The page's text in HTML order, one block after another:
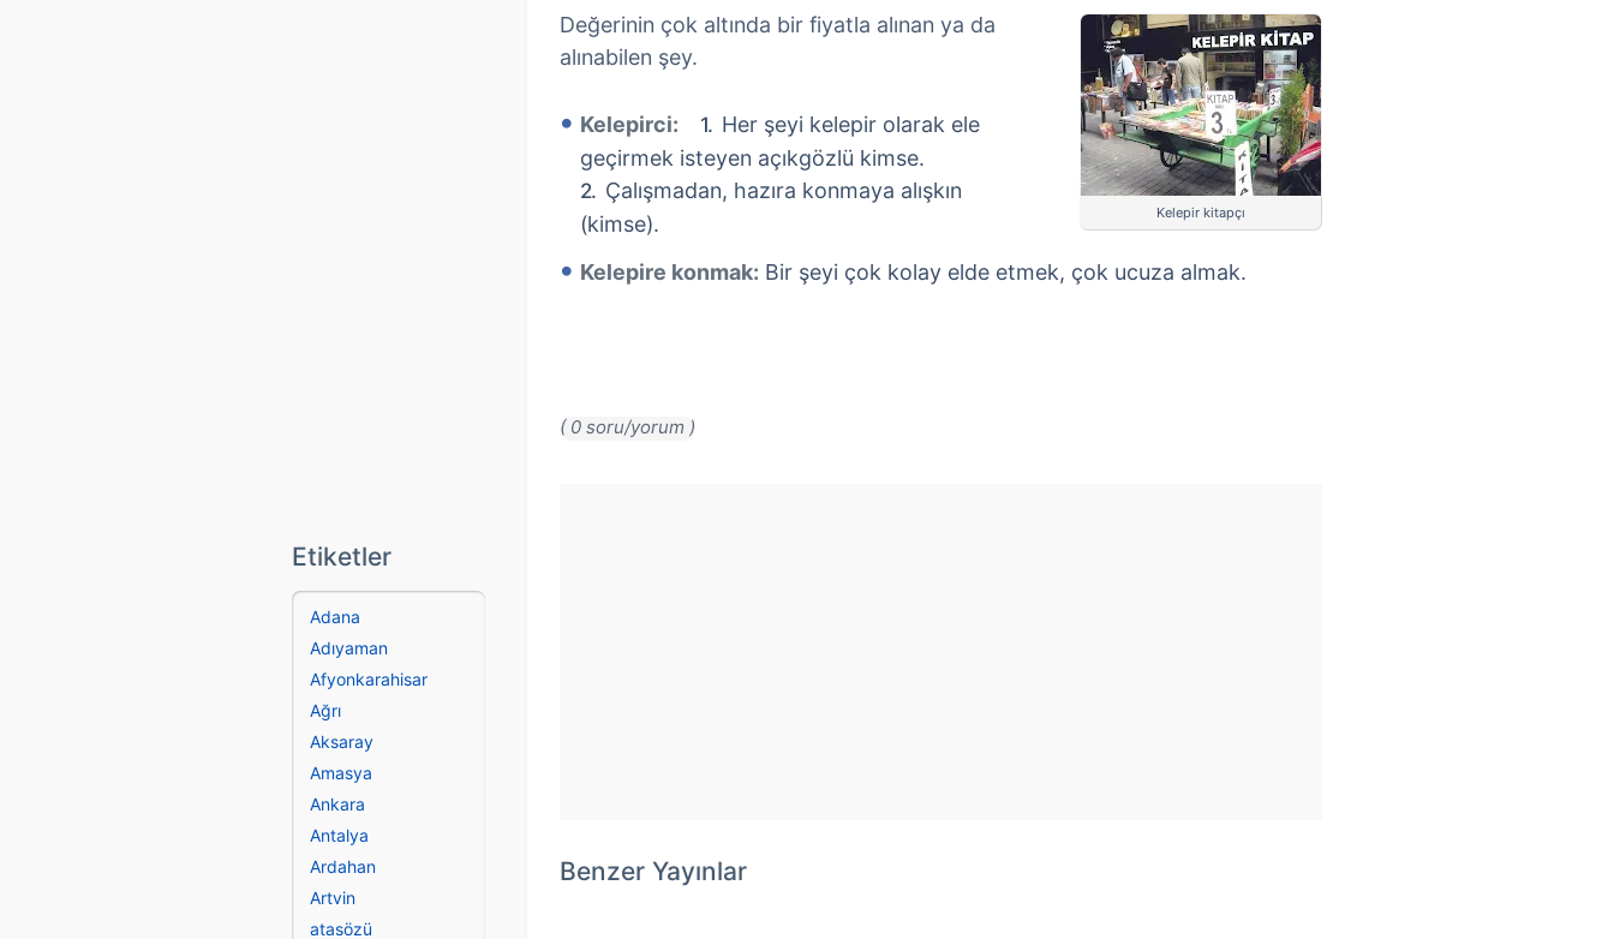
Kelepir kitapçı
Değerinin çok altında bir fiyatla alınan ya da
alınabilen şey.
Kelepirci:
Her şeyi kelepir olarak ele
geçirmek isteyen açıkgözlü kimse.
Çalışmadan, hazıra konmaya alışkın
(kimse).
Kelepire konmak: Bir şeyi çok kolay elde etmek, çok ucuza almak.
( 0 soru/yorum )
Benzer Yayınlar
Etiketler
Adana
Adıyaman
Afyonkarahisar
Ağrı
Aksaray
Amasya
Ankara
Antalya
Ardahan
Artvin
atasözü